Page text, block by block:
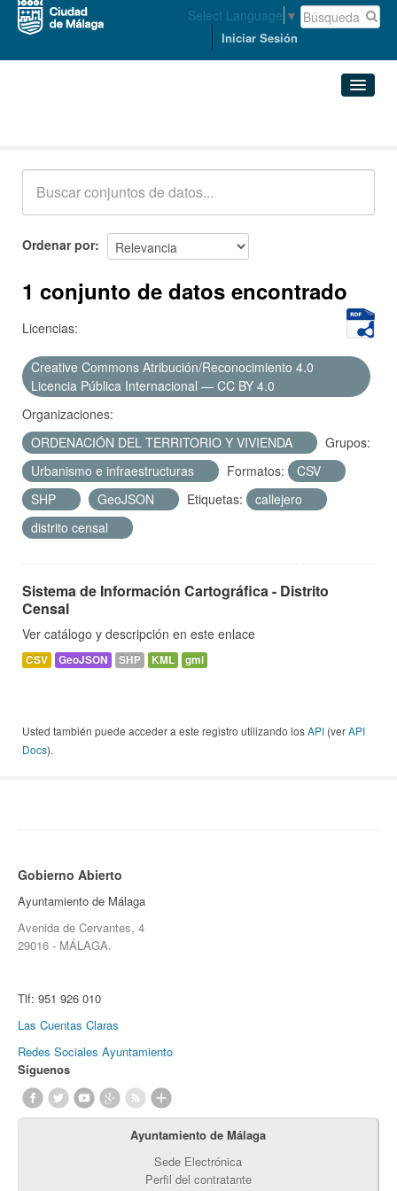
Select Language ▼
Iniciar Sesión
Acerca de
Ordenar por
1 conjunto de datos encontrado
Licencias:
Creative Commons Atribución/Reconocimiento 4.0
Licencia Pública Internacional — CC BY 4.0
Organizaciones:
ORDENACIÓN DEL TERRITORIO Y VIVIENDA
Grupos:
Urbanismo e infraestructuras
Formatos:
CSV
SHP
GeoJSON Etiquetas:
callejero
distrito censal
Sistema de Información Cartográfica - Distrito
Censal
Ver catálogo y descripción en este enlace
CSV GeoJSON SHP KML gml
Usted también puede acceder a este registro utilizando losAPI (verAPI
Docs).
Gobierno Abierto
Ayuntamiento de Málaga
Avenida de Cervantes, 4
29016 - MÁLAGA.
Tlf: 951 926 010
Las Cuentas Claras
Redes Sociales Ayuntamiento
Síguenos
Ayuntamiento de Málaga
Sede Electrónica
Perfil del contratante